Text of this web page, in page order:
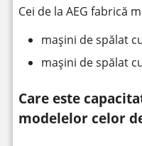
Cei de la AEG fabrică
mașini de spălat
mașini de spălat
Care este
modelelor celor